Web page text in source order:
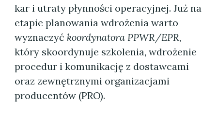
kar i utraty płynności operacyjnej. Już na
etapie planowania wdrożenia warto
wyznaczyć koordynatora PPWR/EPR,
który skoordynuje szkolenia, wdrożenie
procedur i komunikację z dostawcami
oraz zewnętrznymi organizacjami
producentów (PRO).